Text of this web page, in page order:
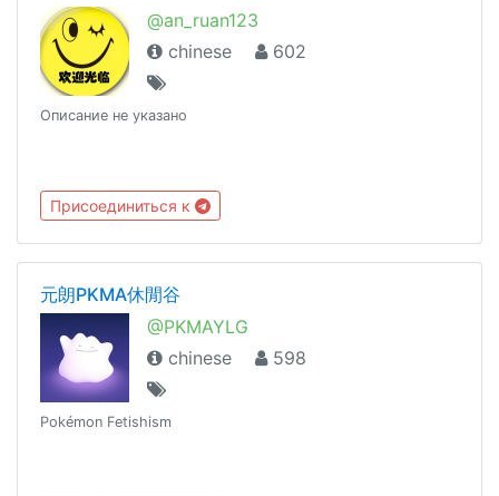
@an_ruan123
chinese
602
Описание не указано
Присоединиться к
元朗PKMA休閒谷
@PKMAYLG
chinese
598
Pokémon Fetishism